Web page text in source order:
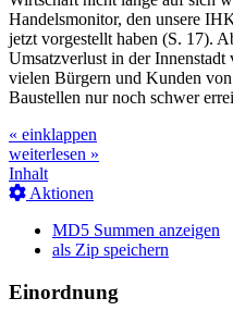
Handelsmonitor, den unsere
jetzt vorgestellt haben (S. 17).
Umsatzverlust in der
vielen Bürgern und Kunden
Baustellen nur noch schwer
« einklappen
weiterlesen »
Inhalt
Aktionen
MD5 Summen anzeigen
als Zip speichern
Einordnung